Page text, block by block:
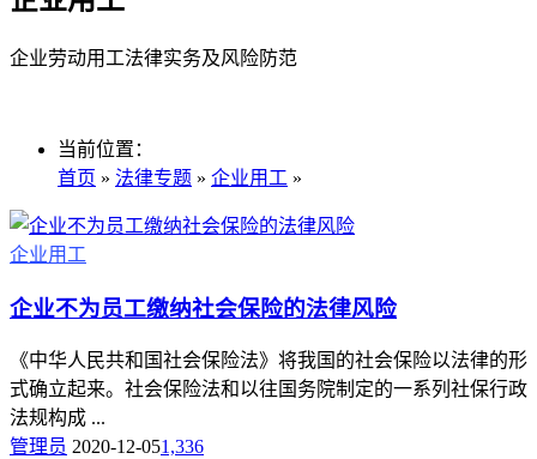
企业劳动用工法律实务及风险防范
当前位置：
首页 » 法律专题 » 企业用工 »
企业用工
企业不为员工缴纳社会保险的法律风险
《中华人民共和国社会保险法》将我国的社会保险以法律的形
式确立起来。社会保险法和以往国务院制定的一系列社保行政
法规构成 ...
管理员 2020-12-051,336